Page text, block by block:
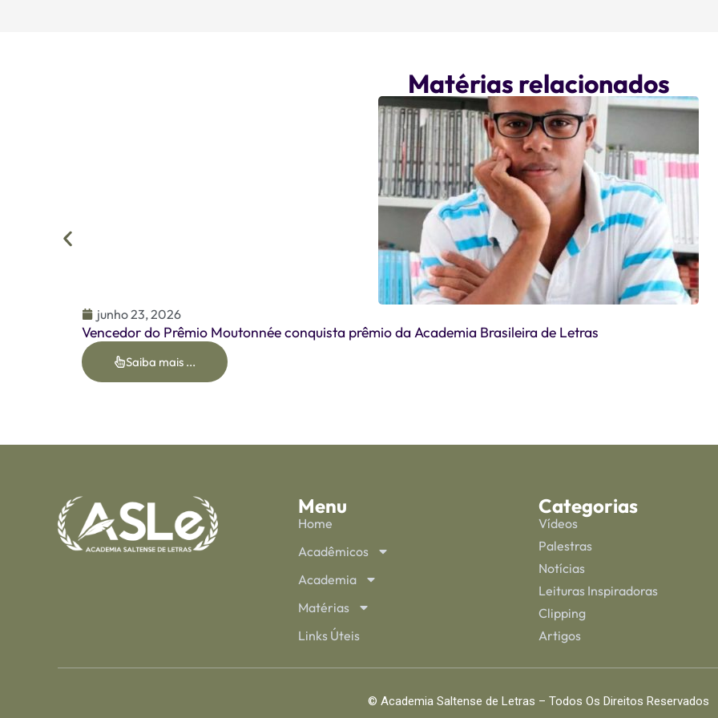
Matérias relacionados
junho 23, 2026
Vencedor do Prêmio Moutonnée conquista prêmio da Academia Brasileira de Letras
Saiba mais ...
Menu
Home
Acadêmicos
Academia
Matérias
Links Úteis
Categorias
Vídeos
Palestras
Notícias
Leituras Inspiradoras
Clipping
Artigos
© Academia Saltense de Letras – Todos Os Direitos Reservados